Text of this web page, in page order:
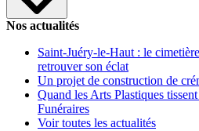
Nos actualités
Saint-Juéry-le-Haut : le
retrouver son éclat
Un projet de construction de
Quand les Arts Plastiques
Funéraires
Voir toutes les actualités